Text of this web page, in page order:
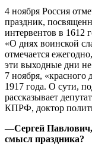
4 ноября Россия
праздник,
интервентов в 1612
«О днях воинской
отмечается
эти выходные дни не
7 ноября, «красного
1917 года. О сути,
рассказывает
КПРФ, доктор
—Сергей
смысл праздника?